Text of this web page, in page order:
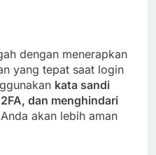
dengan menerapkan
yang tepat saat login
kata sandi
dan menghindari
akan lebih aman